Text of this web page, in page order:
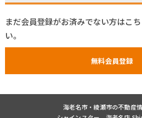
まだ会員登録がお済みでない方はこ
い。
無料会員登録
海老名市・綾瀬市の不動産情